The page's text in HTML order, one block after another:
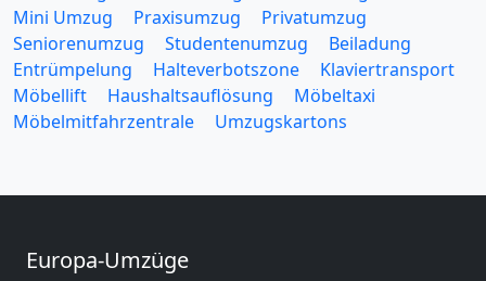
Mini Umzug
Praxisumzug
Privatumzug
Seniorenumzug
Studentenumzug
Beiladung
Entrümpelung
Halteverbotszone
Klaviertransport
Möbellift
Haushaltsauflösung
Möbeltaxi
Möbelmitfahrzentrale
Umzugskartons
Europa-Umzüge